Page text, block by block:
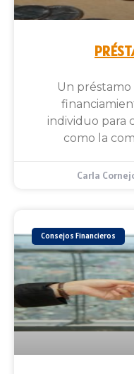
Un
individuo para
como la
Carla
Consejos Financieros